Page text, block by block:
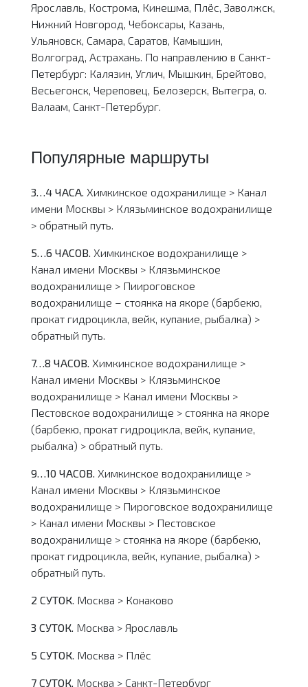
Ярославль, Кострома, Кинешма, Плёс, Заволжск,
Нижний Новгород, Чебоксары, Казань,
Ульяновск, Самара, Саратов, Камышин,
Волгоград, Астрахань. По направлению в Санкт-
Петербург: Калязин, Углич, Мышкин, Брейтово,
Весьегонск, Череповец, Белозерск, Вытегра, о.
Валаам, Санкт-Петербург.
Популярные маршруты
3…4 ЧАСА. Химкинское одохранилище > Канал
имени Москвы > Клязьминское водохранилище
> обратный путь.
5…6 ЧАСОВ. Химкинское водохранилище >
Канал имени Москвы > Клязьминское
водохранилище > Пиироговское
водохранилище – стоянка на якоре (барбекю,
прокат гидроцикла, вейк, купание, рыбалка) >
обратный путь.
7…8 ЧАСОВ. Химкинское водохранилище >
Канал имени Москвы > Клязьминское
водохранилище > Канал имени Москвы >
Пестовское водохранилище > стоянка на якоре
(барбекю, прокат гидроцикла, вейк, купание,
рыбалка) > обратный путь.
9…10 ЧАСОВ. Химкинское водохранилище >
Канал имени Москвы > Клязьминское
водохранилище > Пироговское водохранилище
> Канал имени Москвы > Пестовское
водохранилище > стоянка на якоре (барбекю,
прокат гидроцикла, вейк, купание, рыбалка) >
обратный путь.
2 СУТОК. Москва > Конаково
3 СУТОК. Москва > Ярославль
5 СУТОК. Москва > Плёс
7 СУТОК. Москва > Санкт-Петербург